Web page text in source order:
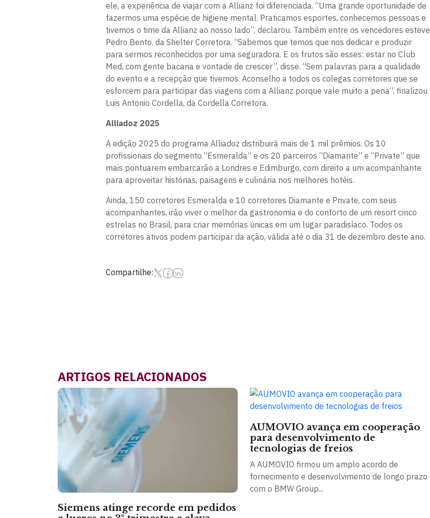
ele, a experiência de viajar com a Allianz foi diferenciada. “Uma grande oportunidade de
fazermos uma espécie de higiene mental. Praticamos esportes, conhecemos pessoas e
tivemos o time da Allianz ao nosso lado”, declarou. Também entre os vencedores esteve
Pedro Bento, da Shelter Corretora. “Sabemos que temos que nos dedicar e produzir
para sermos reconhecidos por uma seguradora. E os frutos são esses: estar no Club
Med, com gente bacana e vontade de crescer”, disse. “Sem palavras para a qualidade
do evento e a recepção que tivemos. Aconselho a todos os colegas corretores que se
esforcem para participar das viagens com a Allianz porque vale muito a pena”, finalizou
Luis Antonio Cordella, da Cordella Corretora.
Alliadoz 2025
A edição 2025 do programa Alliadoz distribuirá mais de 1 mil prêmios. Os 10
profissionais do segmento “Esmeralda” e os 20 parceiros “Diamante” e “Private” que
mais pontuarem embarcarão a Londres e Edimburgo, com direito a um acompanhante
para aproveitar histórias, paisagens e culinária nos melhores hotéis.
Ainda, 150 corretores Esmeralda e 10 corretores Diamante e Private, com seus
acompanhantes, irão viver o melhor da gastronomia e do conforto de um resort cinco
estrelas no Brasil, para criar memórias únicas em um lugar paradisíaco. Todos os
corretores ativos podem participar da ação, válida até o dia 31 de dezembro deste ano.
Compartilhe:
ARTIGOS RELACIONADOS
Siemens atinge recorde em pedidos
AUMOVIO avança em cooperação
para desenvolvimento de
tecnologias de freios
A AUMOVIO firmou um amplo acordo de
fornecimento e desenvolvimento de longo prazo
com o BMW Group...